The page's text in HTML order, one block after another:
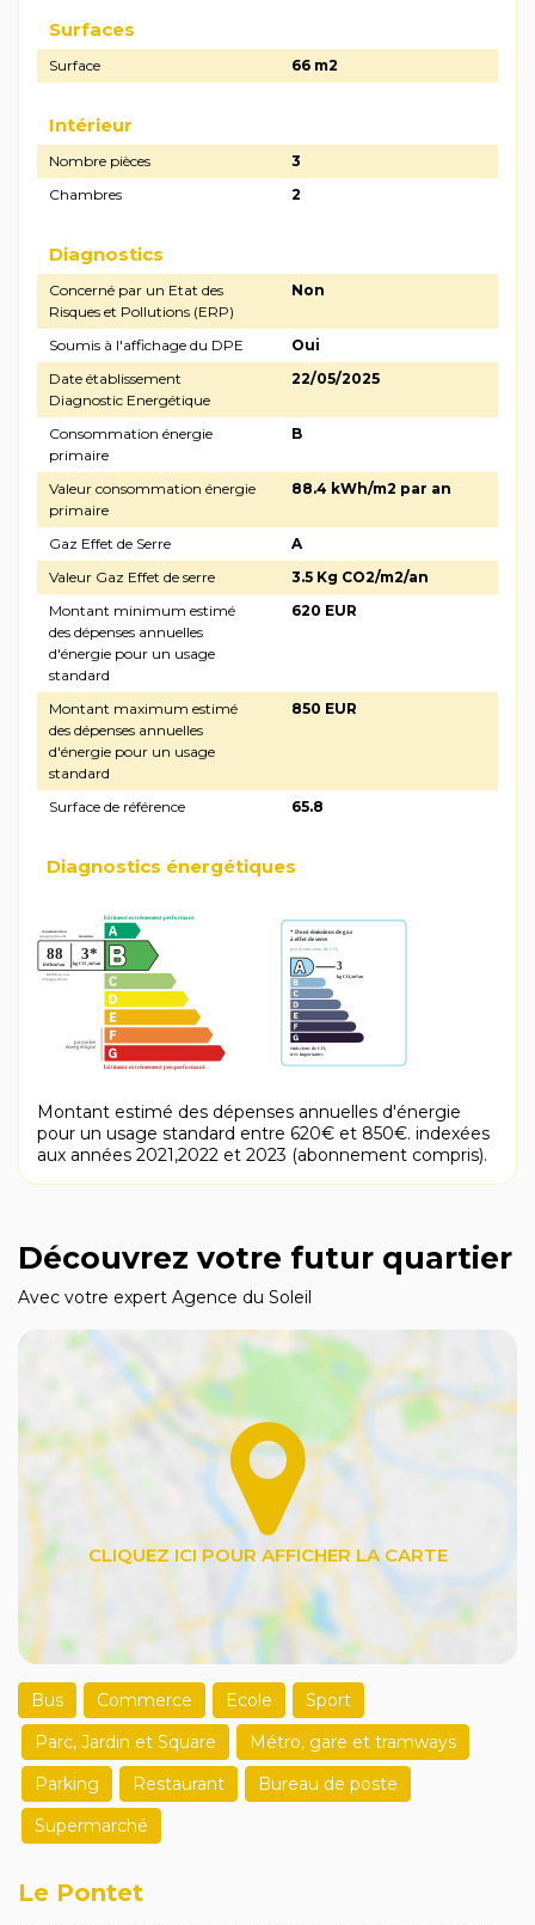
Surfaces
Surface 66 m2
Intérieur
Nombre pièces
3
Chambres
2
Diagnostics
Concerné par un Etat des
Risques et Pollutions (ERP)
Non
Soumis à l'affichage du DPE
Oui
Date établissement
Diagnostic Energétique
22/05/2025
Consommation énergie
primaire
B
Valeur consommation énergie
primaire
88.4 kWh/m2 par an
Gaz Effet de Serre
A
Valeur Gaz Effet de serre
3.5 Kg CO2/m2/an
Montant minimum estimé
des dépenses annuelles
d'énergie pour un usage
standard
620 EUR
Montant maximum estimé
des dépenses annuelles
d'énergie pour un usage
standard
850 EUR
Surface de référence 65.8
Diagnostics énergétiques
Montant estimé des dépenses annuelles d'énergie
pour un usage standard entre 620€ et 850€. indexées
aux années 2021,2022 et 2023 (abonnement compris).
Découvrez votre futur quartier
Avec votre expert Agence du Soleil
Bus Commerce Ecole
Sport
Parc, Jardin et Square
Métro, gare et tramways
Parking
Restaurant
Bureau de poste
Supermarché
Le Pontet